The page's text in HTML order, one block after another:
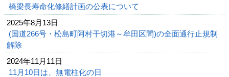
橋梁長寿命化修繕計画の公表について
2025年8月13日
(国道266号・松島町阿村干切港～牟田区間)の全面通行止規制
解除
2024年11月11日
11月10日は、無電柱化の日